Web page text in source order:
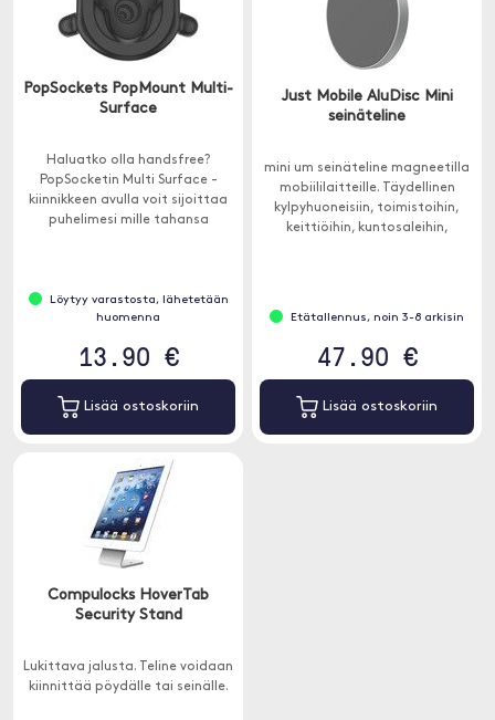
PopSockets PopMount Multi-
Surface
Haluatko olla handsfree?
PopSocketin Multi Surface -
kiinnikkeen avulla voit sijoittaa
puhelimesi mille tahansa
Löytyy varastosta, lähetetään
huomenna
13.90 €
Lisää ostoskoriin
Just Mobile AluDisc Mini
seinäteline
mini um seinäteline magneetilla
mobiililaitteille. Täydellinen
kylpyhuoneisiin, toimistoihin,
keittiöihin, kuntosaleihin,
Etätallennus, noin 3-8 arkisin
47.90 €
Lisää ostoskoriin
Compulocks HoverTab
Security Stand
Lukittava jalusta. Teline voidaan
kiinnittää pöydälle tai seinälle.